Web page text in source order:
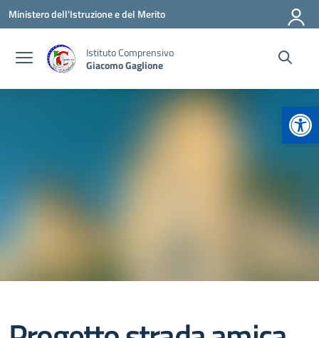
Vai ai contenuti
Vai al menu di navigazione
Vai al footer
Ministero dell'Istruzione e del Merito
Istituto Comprensivo
Giacomo Gaglione